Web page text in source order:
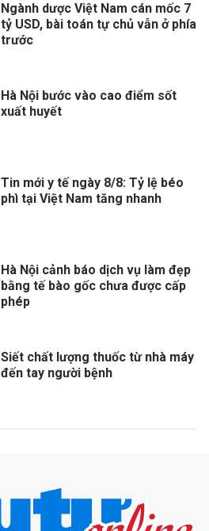
Ngành dược Việt Nam cán mốc 7
tỷ USD, bài toán tự chủ vẫn ở phía
trước
Hà Nội bước vào cao điểm sốt
xuất huyết
Tin mới y tế ngày 8/8: Tỷ lệ béo
phì tại Việt Nam tăng nhanh
Hà Nội cảnh báo dịch vụ làm đẹp
bằng tế bào gốc chưa được cấp
phép
Siết chất lượng thuốc từ nhà máy
đến tay người bệnh